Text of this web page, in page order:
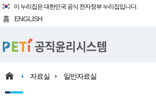
이 누리집은 대한민국 공식 전자정부 누리집입니다.
홈 ENGLISH
자료실 일반자료실